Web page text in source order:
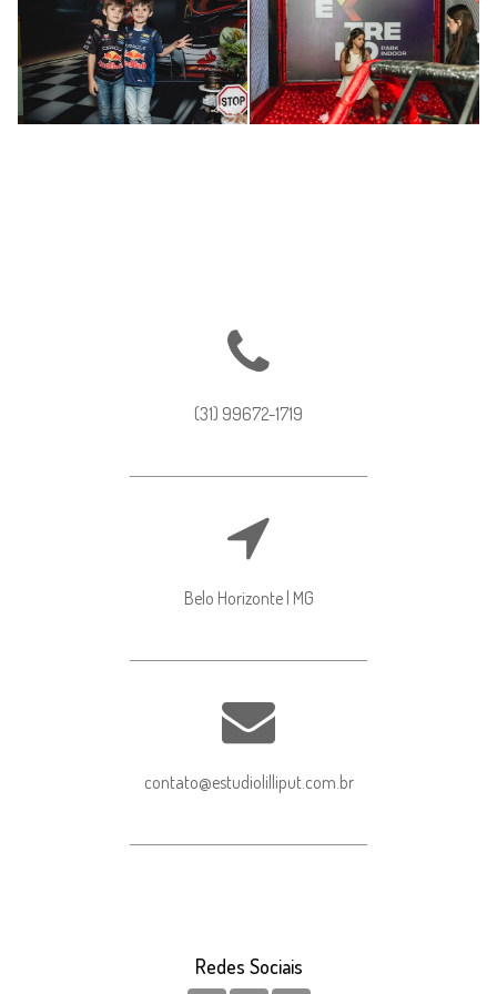
Alexandre e Thomaz
| 10 Anos
119
Mariana | 11 Anos
185
(31) 99672-1719
Belo Horizonte | MG
contato@estudiolilliput.com.br
Redes Sociais